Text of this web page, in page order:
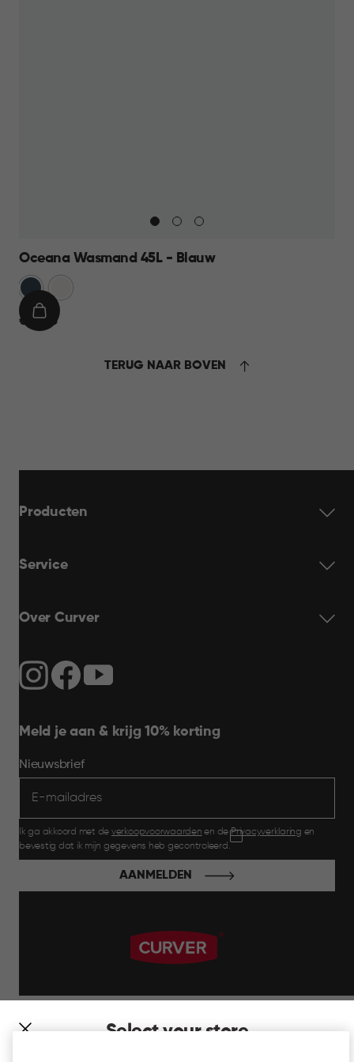
Select your store
Oceana Wasmand 45L - Blauw
Blauw
€
€ 12,95
IN
TERUG NAAR BOVEN
Producten
Service
Over Curver
Meld je aan & krijg 10% korting
Nieuwsbrief
Ik ga akkoord met de verkoopvoorwaarden en dePrivacyverklaring en
bevestig dat ik mijn gegevens heb gecontroleerd.
AANMELDEN